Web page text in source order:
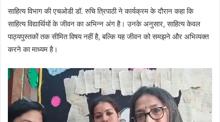
साहित्य विभाग की एचओडी डॉ. रुचि त्रिपाठी ने कार्यक्रम के दौरान कहा कि
साहित्य विद्यार्थियों के जीवन का अभिन्न अंग है। उनके अनुसार, साहित्य केवल
पाठ्यपुस्तकों तक सीमित विषय नहीं है, बल्कि यह जीवन को समझने और अभिव्यक्त
करने का माध्यम है।